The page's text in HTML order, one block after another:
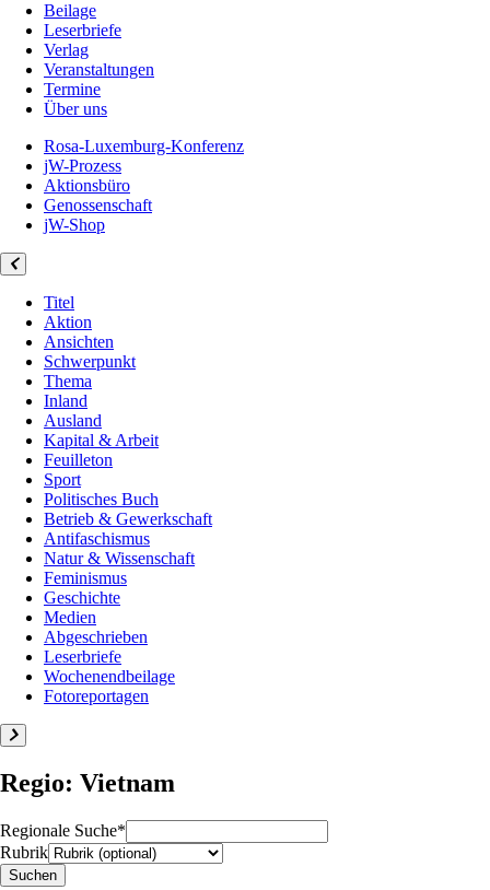
Beilage
Leserbriefe
Verlag
Veranstaltungen
Termine
Über uns
Rosa-Luxemburg-Konferenz
jW-Prozess
Aktionsbüro
Genossenschaft
jW-Shop
Titel
Aktion
Ansichten
Schwerpunkt
Thema
Inland
Ausland
Kapital & Arbeit
Feuilleton
Sport
Politisches Buch
Betrieb & Gewerkschaft
Antifaschismus
Natur & Wissenschaft
Feminismus
Geschichte
Medien
Abgeschrieben
Leserbriefe
Wochenendbeilage
Fotoreportagen
Regio: Vietnam
Regionale Suche*
Rubrik